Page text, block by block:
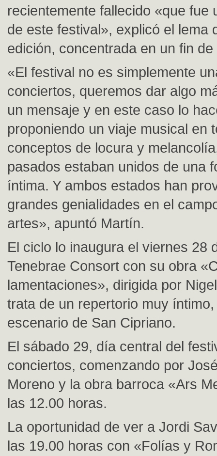
recientemente fallecido «que fue
de este festival», explicó el lema
edición, concentrada en un fin
«El festival no es simplemente
conciertos, queremos dar algo
un mensaje y en este caso lo
proponiendo un viaje musical en
conceptos de locura y
pasados estaban unidos de una
íntima. Y ambos estados han
grandes genialidades en el
artes», apuntó Martín.
El ciclo lo inaugura el viernes 28
Tenebrae Consort con su obra
lamentaciones», dirigida por
trata de un repertorio muy
escenario de San Cipriano.
El sábado 29, día central del
conciertos, comenzando por
Moreno y la obra barroca «Ars
las 12.00 horas.
La oportunidad de ver a Jordi
las 19.00 horas con «Folías y